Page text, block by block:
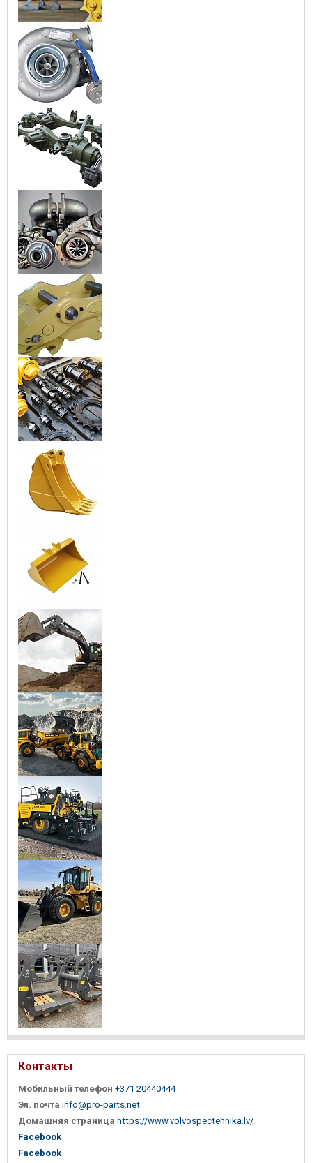
Контакты
Мобильный телефон +371 20440444
Эл. почта info@pro-parts.net
Домашняя страница https://www.volvospectehnika.lv/
Facebook
Facebook